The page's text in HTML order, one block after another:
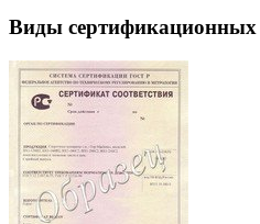
Виды сертификационных